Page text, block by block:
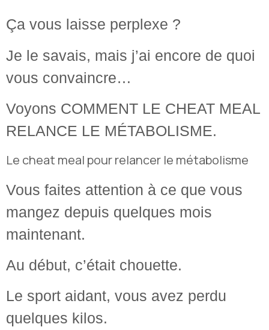
Ça vous laisse perplexe ?
Je le savais, mais j’ai encore de quoi
vous convaincre…
Voyons COMMENT LE CHEAT MEAL
RELANCE LE MÉTABOLISME.
Le cheat meal pour relancer le métabolisme
Vous faites attention à ce que vous
mangez depuis quelques mois
maintenant.
Au début, c’était chouette.
Le sport aidant, vous avez perdu
quelques kilos.